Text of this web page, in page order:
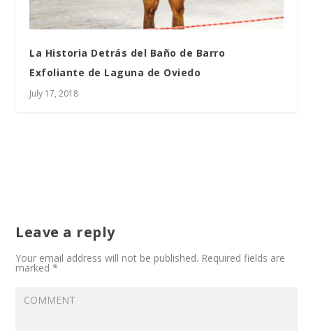
La Historia Detrás del Baño de Barro
Exfoliante de Laguna de Oviedo
July 17, 2018
Leave a reply
Your email address will not be published. Required fields are
marked*